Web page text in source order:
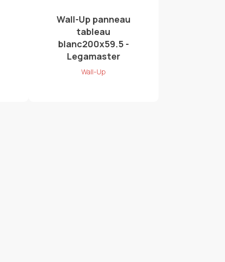
Wall-Up panneau
tableau
blanc200x59.5 -
Legamaster
Wall-Up